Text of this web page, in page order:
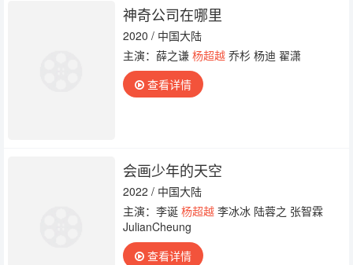
神奇公司在哪里
2020 / 中国大陆
主演：薛之谦 杨超越乔杉 杨迪 翟潇
查看详情
会画少年的天空
2022 / 中国大陆
主演：李诞 杨超越李冰冰 陆蓉之 张智霖
JulianCheung
查看详情